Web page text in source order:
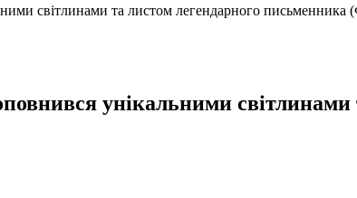
світлинами та листом легендарного
унікальними